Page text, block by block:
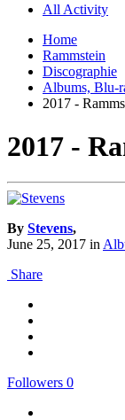
All Activity
Home
Rammstein
Discographie
Albums, Blu-
2017 -
2017 -
By Stevens,
June 25, 2017 in
Share
Followers 0